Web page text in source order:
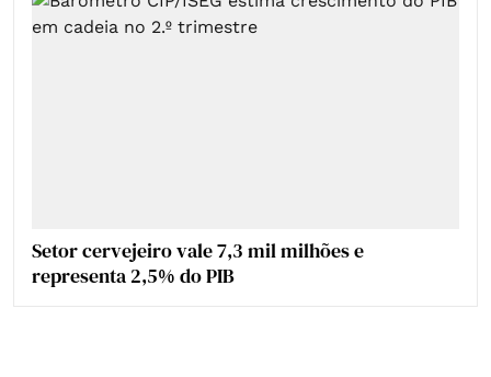
Setor cervejeiro vale 7,3 mil milhões e
representa 2,5% do PIB